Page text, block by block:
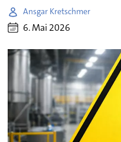
Ansgar Kretschmer
6. Mai 2026